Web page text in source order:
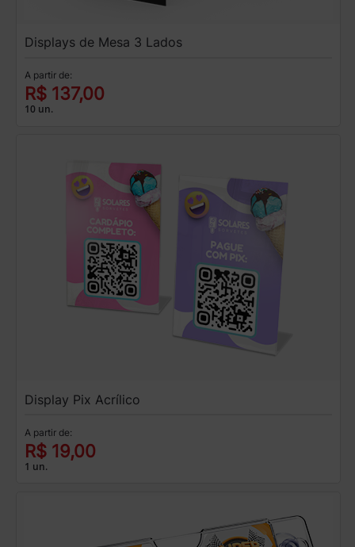
Displays de Mesa 3 Lados
A partir de:
R$ 137,00
10 un.
Display Pix Acrílico
A partir de:
R$ 19,00
1 un.